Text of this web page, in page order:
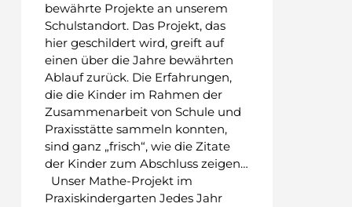
bewährte Projekte an unserem
Schulstandort. Das Projekt, das
hier geschildert wird, greift auf
einen über die Jahre bewährten
Ablauf zurück. Die Erfahrungen,
die die Kinder im Rahmen der
Zusammenarbeit von Schule und
Praxisstätte sammeln konnten,
sind ganz „frisch“, wie die Zitate
der Kinder zum Abschluss zeigen…
Unser Mathe-Projekt im
Praxiskindergarten Jedes Jahr